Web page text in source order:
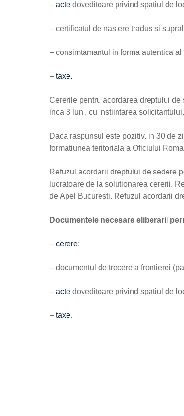
– acte doveditoare privind spatiul de
– certificatul de nastere tradus si
– consimtamantul in forma autentica
– taxe.
Cererile pentru acordarea dreptului
inca 3 luni, cu instiintarea
Daca raspunsul este pozitiv, in 30 de
formatiunea teritoriala a Oficiului
Refuzul acordarii dreptului de sedere
lucratoare de la solutionarea cererii.
de Apel Bucuresti. Refuzul acordarii
Documentele necesare eliberarii
– cerere;
– documentul de trecere a frontierei
– acte doveditoare privind spatiul de
– taxe.